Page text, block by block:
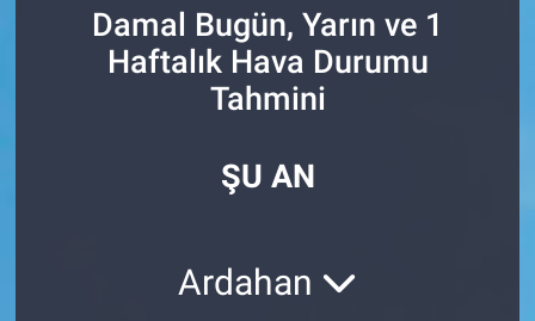
Damal Bugün, Yarın ve 1
Haftalık Hava Durumu
Tahmini
ŞU AN
Ardahan